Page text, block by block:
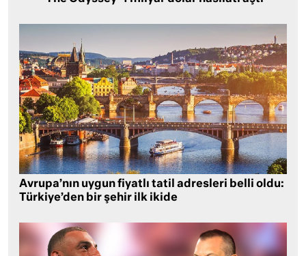
Avrupa’nın uygun fiyatlı tatil adresleri belli oldu:
Türkiye’den bir şehir ilk ikide